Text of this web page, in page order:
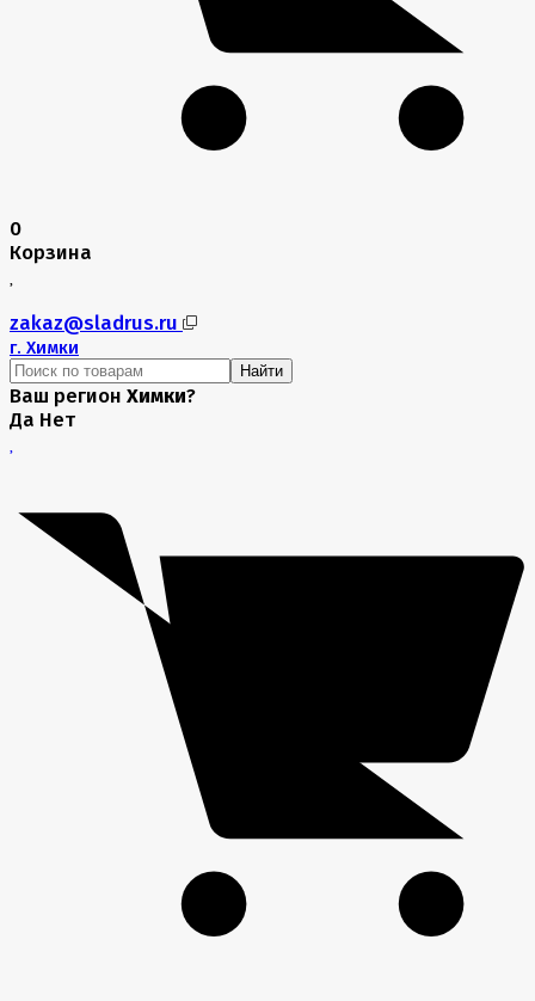
0
Корзина
zakaz@sladrus.ru
г. Химки
Найти
Ваш регион Химки?
Да Нет